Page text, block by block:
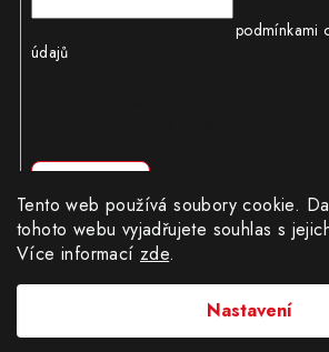
Tento web používá soubory cookie.
tohoto webu vyjadřujete souhlas s
Více informacízde.
Nastavení
podmínkami
údajů
Obchodní podmínky|Ochrana
Dědinská 896/19, Praha